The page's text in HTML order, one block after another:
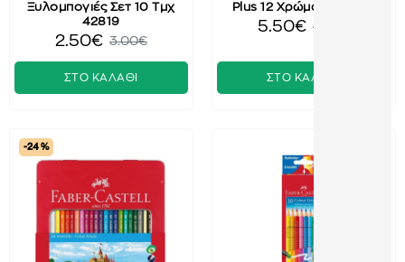
Ξυλομπογιές Σετ 10 Τμχ
42819
2.50€ 3.00€
ΣΤΟ ΚΑΛΑΘΙ
Plus 12 Χρώματα 45201
5.50€ 6.50€
ΣΤΟ ΚΑΛΑΘΙ
-24 %